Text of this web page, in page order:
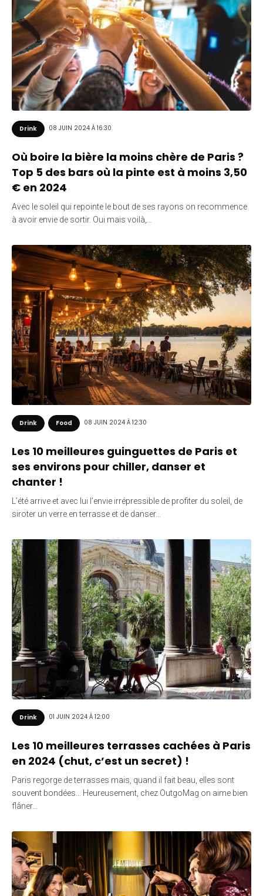
Drink 08 JUIN 2024 À 16:30
Où boire la bière la moins chère de Paris ?
Top 5 des bars où la pinte est à moins 3,50
€ en 2024
Avec le soleil qui repointe le bout de ses rayons on recommence
à avoir envie de sortir. Oui mais voilà,…
Drink Food 08 JUIN 2024 À 12:30
Les 10 meilleures guinguettes de Paris et
ses environs pour chiller, danser et
chanter !
L’été arrive et avec lui l’envie irrépressible de profiter du soleil, de
siroter un verre en terrasse et de danser…
Drink 01 JUIN 2024 À 12:00
Les 10 meilleures terrasses cachées à Paris
en 2024 (chut, c’est un secret) !
Paris regorge de terrasses mais, quand il fait beau, elles sont
souvent bondées… Heureusement, chez OutgoMag on aime bien
flâner…